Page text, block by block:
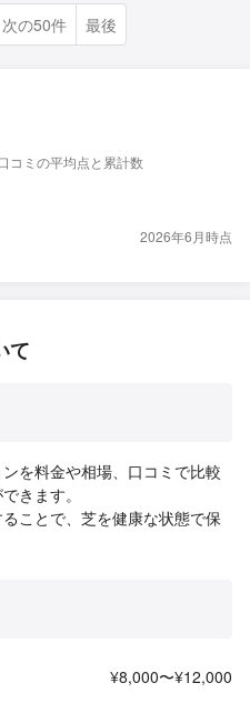
次の50件 最後
コミの平均点と累計数
2026年6月時点
て
を料金や相場、口コミで比較
きます。
ことで、芝を健康な状態で保
¥8,000〜¥12,000